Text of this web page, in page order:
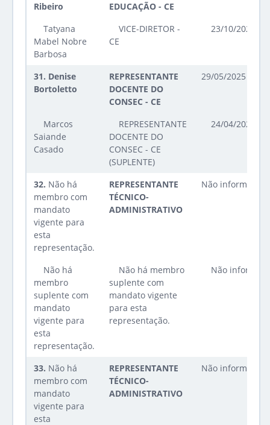
Ribeiro
EDUCAÇÃO - CE
Tatyana
Mabel Nobre
Barbosa
VICE-DIRETOR -
CE
23/10/2023
31. Denise
Bortoletto
REPRESENTANTE
DOCENTE DO
CONSEC - CE
29/05/2025 até
Marcos
Saiande
Casado
REPRESENTANTE
DOCENTE DO
CONSEC - CE
(SUPLENTE)
24/04/2025
32. Não há
membro com
mandato
vigente para
esta
representação.
REPRESENTANTE
TÉCNICO-
ADMINISTRATIVO
Não informado
Não há
membro
suplente com
mandato
vigente para
esta
representação.
Não há membro
suplente com
mandato vigente
para esta
representação.
Não
33. Não há
membro com
mandato
vigente para
esta
REPRESENTANTE
TÉCNICO-
ADMINISTRATIVO
Não informado